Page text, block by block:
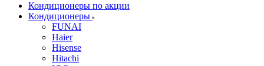
Кондиционеры по акции
Кондиционеры
FUNAI
Haier
Hisense
Hitachi